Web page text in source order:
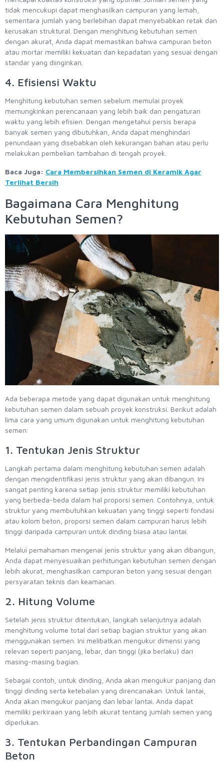
tidak mencukupi dapat menghasilkan campuran yang lemah,
sementara jumlah yang berlebihan dapat menyebabkan retak dan
kerusakan struktural. Dengan menghitung kebutuhan semen
dengan akurat, Anda dapat memastikan bahwa campuran beton
atau mortar memiliki kekuatan dan kepadatan yang sesuai dengan
standar yang diinginkan.
4. Efisiensi Waktu
Menghitung kebutuhan semen sebelum memulai proyek
memungkinkan perencanaan yang lebih baik dan pengaturan
waktu yang lebih efisien. Dengan mengetahui persis berapa
banyak semen yang dibutuhkan, Anda dapat menghindari
penundaan yang disebabkan oleh kekurangan bahan atau perlu
melakukan pembelian tambahan di tengah proyek.
Baca Juga: Cara Membersihkan Semen di Keramik Agar
Terlihat Bersih
Bagaimana Cara Menghitung
Kebutuhan Semen?
Ada beberapa metode yang dapat digunakan untuk menghitung
kebutuhan semen dalam sebuah proyek konstruksi. Berikut adalah
lima cara yang umum digunakan untuk menghitung kebutuhan
semen:
1. Tentukan Jenis Struktur
Langkah pertama dalam menghitung kebutuhan semen adalah
dengan mengidentifikasi jenis struktur yang akan dibangun. Ini
sangat penting karena setiap jenis struktur memiliki kebutuhan
yang berbeda-beda dalam hal proporsi semen. Contohnya, untuk
struktur yang membutuhkan kekuatan yang tinggi seperti fondasi
atau kolom beton, proporsi semen dalam campuran harus lebih
tinggi daripada campuran untuk dinding biasa atau lantai.
Melalui pemahaman mengenai jenis struktur yang akan dibangun,
Anda dapat menyesuaikan perhitungan kebutuhan semen dengan
lebih akurat, menghasilkan campuran beton yang sesuai dengan
persyaratan teknis dan keamanan.
2. Hitung Volume
Setelah jenis struktur ditentukan, langkah selanjutnya adalah
menghitung volume total dari setiap bagian struktur yang akan
menggunakan semen. Ini melibatkan mengukur dimensi yang
relevan seperti panjang, lebar, dan tinggi (jika berlaku) dari
masing-masing bagian.
Sebagai contoh, untuk dinding, Anda akan mengukur panjang dan
tinggi dinding serta ketebalan yang direncanakan. Untuk lantai,
Anda akan mengukur panjang dan lebar lantai. Anda dapat
memiliki perkiraan yang lebih akurat tentang jumlah semen yang
diperlukan.
3. Tentukan Perbandingan Campuran
Beton